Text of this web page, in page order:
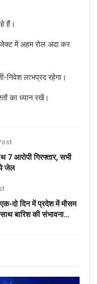
हैं।
में अहम रोल अदा कर
लाभप्रद रहेगा।
का ध्यान रखें।
आरोपी गिरफ्तार, सभी
जेल
दिन में प्रदेश में मौसम
बारिश की संभावना…